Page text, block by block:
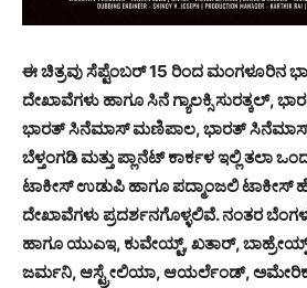
ಈ ಚಿತ್ರವು ಸೆಪ್ಟೆಂಬರ್ 15 ರಿಂದ ಮಂಗಳೂರಿನ
ದೇಖಾವೆಗಳು ಹಾಗೂ ಸಿನೆ ಗ್ಯಾಲಕ್ಸಿ ಸುರತ್ಕಲ್,
ಭಾರತ್ ಸಿನೆಮಾಸ್ ಮಣಿಪಾಲ, ಭಾರತ್ ಸಿನೆಮಾಸ್
ಬೆಳ್ತಂಗಡಿ ಮತ್ತು ಪ್ಲಾನೆಟ್ ಕಾರ್ಕಳ ಇಲ್ಲಿ ತಲಾ
ಟಾಕೀಸ್ ಉಡುಪಿ ಹಾಗೂ ಪದ್ಮಾಂಜಲಿ ಟಾಕೀಸ್
ದೇಖಾವೆಗಳು ಪ್ರದರ್ಶನಗೊಳ್ಳಲಿವೆ. ನಂತರ
ಹಾಗೂ ಯುಎಇ, ಕುವೇಯ್ಟ್, ಖತಾರ್,
ಜರ್ಮನಿ, ಆಸ್ಟ್ರೇಲಿಯಾ, ಆಯರ್ಲೆಂಡ್, ಅಮೇರಿಕಾ